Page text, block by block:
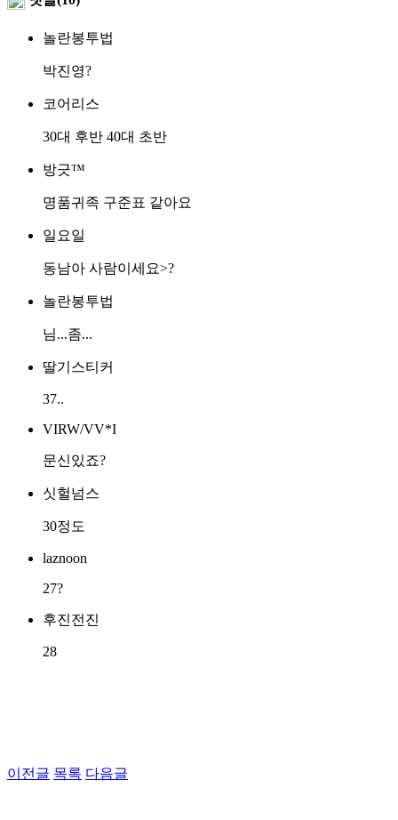
놀란봉투법
박진영?
코어리스
30대 후반 40대 초반
방긋™
명품귀족 구준표 같아요
일요일
동남아 사람이세요>?
놀란봉투법
님...좀...
딸기스티커
37..
VIRW/VV*I
문신있죠?
싯헐넘스
30정도
laznoon
27?
후진전진
28
이전글 목록 다음글